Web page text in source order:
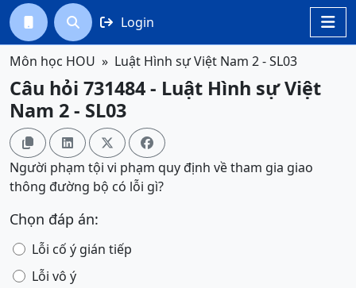

  Login
Môn học HOU Luật Hình sự Việt Nam 2 - SL03
Câu hỏi 731484 - Luật Hình sự Việt
Nam 2 - SL03
   
Người phạm tội vi phạm quy định về tham gia giao
thông đường bộ có lỗi gì?
Chọn đáp án:
Lỗi cố ý gián tiếp
Lỗi vô ý